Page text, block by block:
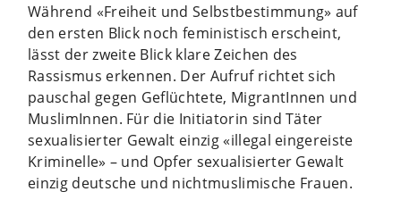
Während «Freiheit und Selbstbestimmung» auf
den ersten Blick noch feministisch erscheint,
lässt der zweite Blick klare Zeichen des
Rassismus erkennen. Der Aufruf richtet sich
pauschal gegen Geflüchtete, MigrantInnen und
MuslimInnen. Für die Initiatorin sind Täter
sexualisierter Gewalt einzig «illegal eingereiste
Kriminelle» – und Opfer sexualisierter Gewalt
einzig deutsche und nichtmuslimische Frauen.